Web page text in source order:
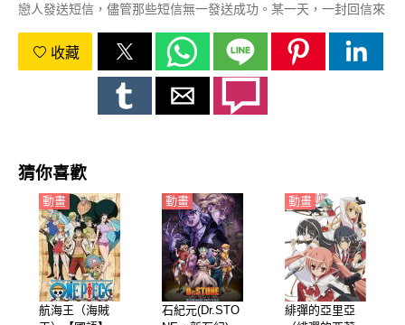
戀人發送短信，儘管那些短信無一發送成功。某一天，一封回信來
到了自甘墮落的他的身邊…。圍繞着無法忘卻的「那個她」所展開
的異色懸疑戀愛故事！
收藏
猜你喜歡
航海王（海賊
動畫
石紀元(Dr.STO
動畫
緋彈的亞里亞
動畫